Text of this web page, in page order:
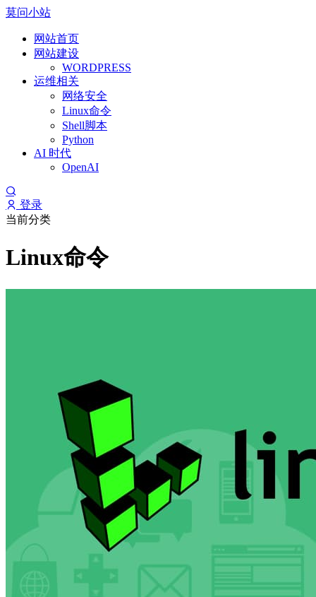
莫问小站
网站首页
网站建设
WORDPRESS
运维相关
网络安全
Linux命令
Shell脚本
Python
AI 时代
OpenAI
登录
当前分类
Linux命令